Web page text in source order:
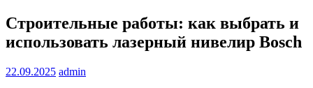
Строительные работы: как выбрать и
использовать лазерный нивелир Bosch
22.09.2025 admin